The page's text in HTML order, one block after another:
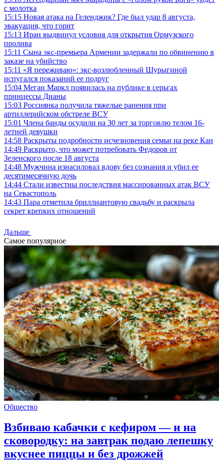
с молотка
15:15 Новая атака на Геленджик? Где был удар 8 августа,
эвакуация, что горит
15:13 Иран выдвинул условия для открытия Ормузского
пролива
15:11 Сына экс-премьера Армении задержали по обвинению в
заказе на убийство
15:11 «Я переживаю»: экс-возлюбленный Шурыгиной
испугался показаний ее подруг
15:04 Меган Маркл появилась на публике в серьгах
принцессы Дианы
15:03 Россиянка получила тяжелые ранения при
артиллерийском обстреле ВСУ
15:01 Члена банды осудили на 30 лет за торговлю телом 16-
летней девушки
14:58 Раскрыты подробности исчезновения семьи на реке Кан
14:49 Раскрыто, что может потребовать Федоров от
Зеленского после 18 августа
14:48 Мужчина изнасиловал вдову без сознания и убил ее
десятимесячную дочь
14:44 Стали известны последствия массированных атак ВСУ
на Севастополь
14:43 Пара отметила бриллиантовую свадьбу и раскрыла
секрет крепких отношений
Дальше
Самое популярное
Общество
Взбиваю кабачки с кефиром — и на
сковородку: на завтрак подаю лепешку
вкуснее пиццы и без дрожжей